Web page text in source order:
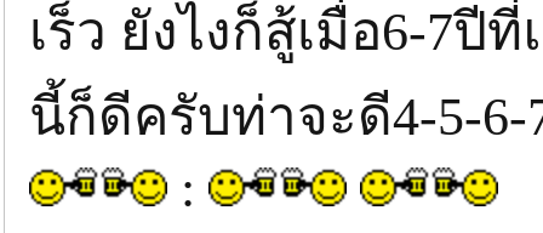
เร็ว ยังไงก็สู้เมื่อ6-7
นี้ก็ดีครับท่าจะดี4-5-6-
: